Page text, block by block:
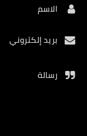
الاسم
بريد إلكتروني
رسالة